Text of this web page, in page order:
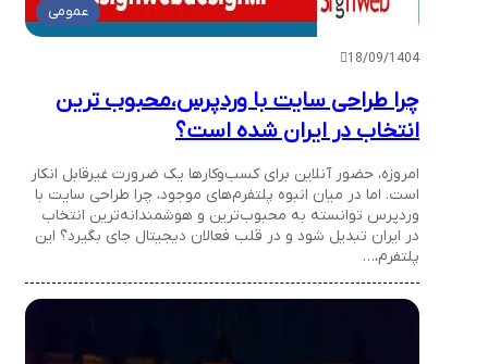
عمومی
18/09/1404
چرا طراحی سایت با وردپرس،محبوب ترین
انتخاب در ایران شده است؟
امروزه، حضور آنلاین برای کسب‌وکارها یک ضرورت غیرقابل انکار
است. اما در میان انبوه پلتفرم‌های موجود، چرا طراحی سایت با
وردپرس توانسته به محبوب‌ترین و هوشمندانه‌ترین انتخاب
در ایران تبدیل شود و در قلب فعالان دیجیتال جای بگیرد؟ این
پلتفرم،…